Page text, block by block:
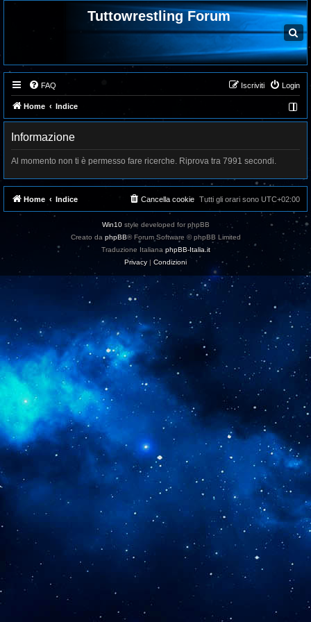
Tuttowrestling Forum
C
e
r
c
a
FAQ Login
Iscriviti
Home Indice
Informazione
Al momento non ti è permesso fare ricerche. Riprova tra 7991 secondi.
Home Indice Tutti gli orari sono UTC+02:00
Cancella cookie
Win10style developed for phpBB
Creato da phpBB® Forum Software © phpBB Limited
Traduzione Italiana phpBB-Italia.it
Privacy | Condizioni